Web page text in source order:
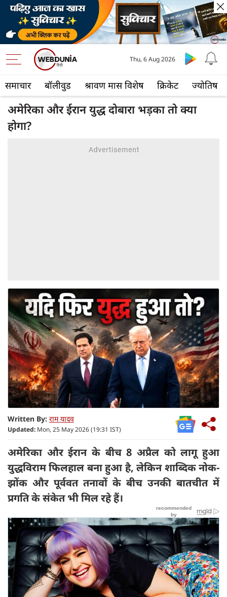
समाचार बॉलीवुड श्रावण मास विशेष क्रिकेट ज्योतिष
Thu, 6 Aug 2026
अमेरिका और ईरान युद्ध दोबारा भड़का तो क्या
होगा?
Written By: राम यादव
Updated: Mon, 25 May 2026 (19:31 IST)
अमेरिका और ईरान के बीच 8 अप्रैल को लागू हुआ
युद्धविराम फिलहाल बना हुआ है, लेकिन शाब्दिक नोक-
झोंक और पूर्ववत तनावों के बीच उनकी बातचीत में
प्रगति के संकेत भी मिल रहे हैं।